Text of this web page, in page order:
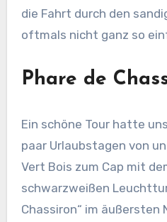
die Fahrt durch den
oftmals nicht ganz so
Phare de
Ein schöne Tour hatte
paar Urlaubstagen von
Vert Bois zum Cap mit
schwarzweißen
Chassiron“ im äußersten